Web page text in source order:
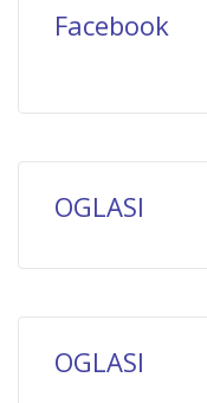
Facebook
OGLASI
OGLASI